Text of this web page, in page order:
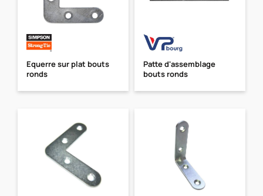
Equerre sur plat bouts
ronds
Patte d'assemblage
bouts ronds